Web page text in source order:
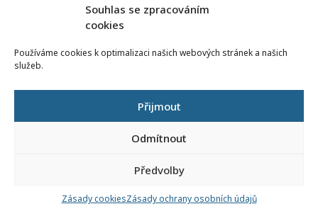
Souhlas se zpracováním
cookies
Používáme cookies k optimalizaci našich webových stránek a našich
služeb.
Přijmout
Odmítnout
Předvolby
Zásady cookiesZásady ochrany osobních údajů
Přehled PK pro splnění MZK
Národní pedagogický institut ČR